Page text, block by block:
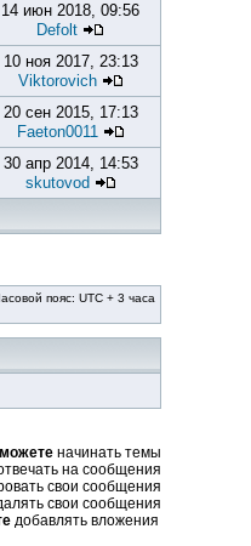
14 июн 2018, 09:56
Defolt
10 ноя 2017, 23:13
Viktorovich
20 сен 2015, 17:13
Faeton0011
30 апр 2014, 14:53
skutovod
пояс: UTC + 3 часа
начинать темы
на сообщения
свои сообщения
свои сообщения
добавлять вложения